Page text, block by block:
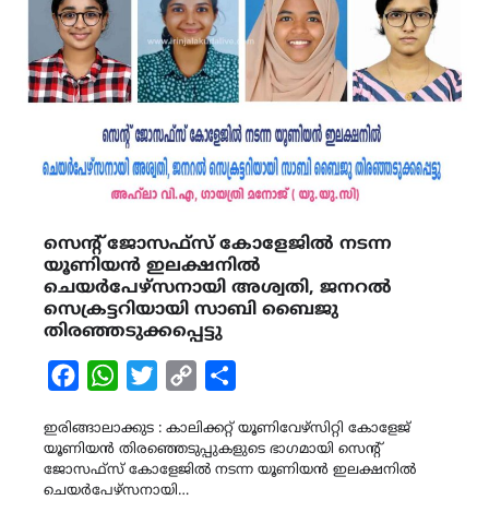
സെന്റ് ജോസഫ്സ് കോളേജിൽ നടന്ന
യൂണിയൻ ഇലക്ഷനിൽ
ചെയർപേഴ്സനായി അശ്വതി, ജനറൽ
സെക്രട്ടറിയായി സാബി ബൈജു
തിരഞ്ഞടുക്കപ്പെട്ടു
FacebookWhatsAppTwitterCopy
ഇരിങ്ങാലാക്കുട : കാലിക്കറ്റ് യൂണിവേഴ്സിറ്റി കോളേജ്
യൂണിയൻ തിരഞ്ഞെടുപ്പുകളുടെ ഭാഗമായി സെന്റ്
ജോസഫ്സ് കോളേജിൽ നടന്ന യൂണിയൻ ഇലക്ഷനിൽ
ചെയർപേഴ്സനായി…